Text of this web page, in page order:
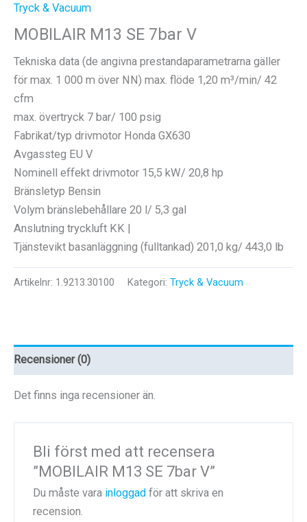
Tryck & Vacuum
MOBILAIR M13 SE 7bar V
Tekniska data (de angivna prestandaparametrarna gäller
för max. 1 000 m över NN) max. flöde 1,20 m³/min/ 42
cfm
max. övertryck 7 bar/ 100 psig
Fabrikat/typ drivmotor Honda GX630
Avgassteg EU V
Nominell effekt drivmotor 15,5 kW/ 20,8 hp
Bränsletyp Bensin
Volym bränslebehållare 20 l/ 5,3 gal
Anslutning tryckluft KK |
Tjänstevikt basanläggning (fulltankad) 201,0 kg/ 443,0 lb
Artikelnr: 1.9213.30100 Kategori: Tryck & Vacuum
Recensioner (0)
Det finns inga recensioner än.
Bli först med att recensera
”MOBILAIR M13 SE 7bar V”
Du måste vara inloggad för att skriva en
recension.